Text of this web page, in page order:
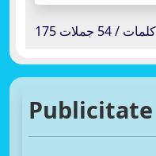
175 کلمات / 54 جملات
Publicitate